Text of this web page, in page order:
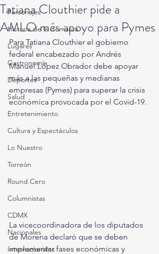
Personajes
Historia de la Comarca
Lugares
Gastronomía
Deportes
Salud
Entretenimiento
Cultura y Espectáculos
Lo Nuestro
Torreón
Round Cero
Columnistas
CDMX
Nacionales
Internacionales
Tatiana Clouthier pide a
AMLO más apoyo para Pymes
Para Tatiana Clouthier el gobierno
federal encabezado por Andrés
Manuel López Obrador debe apoyar
más a las pequeñas y medianas
empresas (Pymes) para superar la crisis
económica provocada por el Covid-19.
La vicecoordinadora de los diputados
de Morena declaró que se deben
implementar fases económicas y